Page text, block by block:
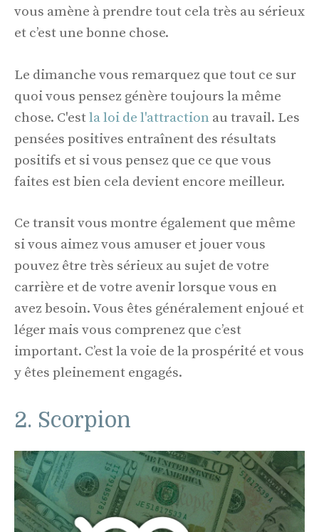
vous amène à prendre tout cela très au sérieux
et c’est une bonne chose.
Le dimanche vous remarquez que tout ce sur
quoi vous pensez génère toujours la même
chose. C'estla loi de l'attraction au travail. Les
pensées positives entraînent des résultats
positifs et si vous pensez que ce que vous
faites est bien cela devient encore meilleur.
Ce transit vous montre également que même
si vous aimez vous amuser et jouer vous
pouvez être très sérieux au sujet de votre
carrière et de votre avenir lorsque vous en
avez besoin. Vous êtes généralement enjoué et
léger mais vous comprenez que c’est
important. C’est la voie de la prospérité et vous
y êtes pleinement engagés.
2. Scorpion